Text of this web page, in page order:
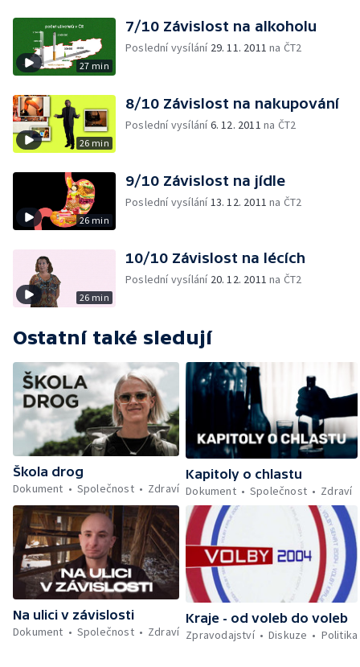
27 min
7/10 Závislost na alkoholu
Poslední vysílání 29. 11. 2011 na ČT2
26 min
8/10 Závislost na nakupování
Poslední vysílání6. 12. 2011 na ČT2
26 min
9/10 Závislost na jídle
Poslední vysílání13. 12. 2011 na ČT2
26 min
10/10 Závislost na lécích
Poslední vysílání 20. 12. 2011 na ČT2
Ostatní také sledují
Škola drog
Dokument
Společnost Zdraví
Kapitoly o chlastu
Dokument
Společnost Zdraví
Na ulici v závislosti
Dokument
Společnost Zdraví
Kraje - od voleb do voleb
Zpravodajství
Diskuze Politika